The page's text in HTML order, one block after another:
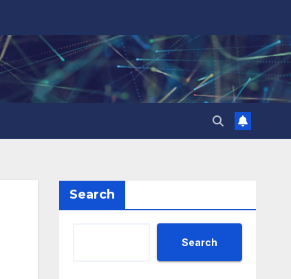
Search
Search